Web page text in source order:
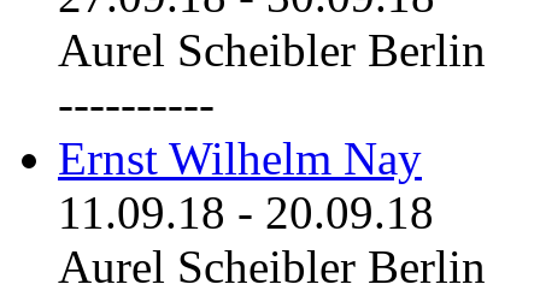
Aurel Scheibler Berlin
----------
Ernst Wilhelm Nay
11.09.18 - 20.09.18
Aurel Scheibler Berlin